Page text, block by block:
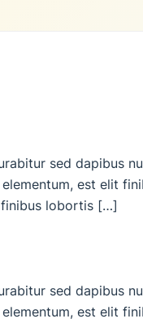
sed dapibus
est elit
finibus lobortis […]
sed dapibus
est elit